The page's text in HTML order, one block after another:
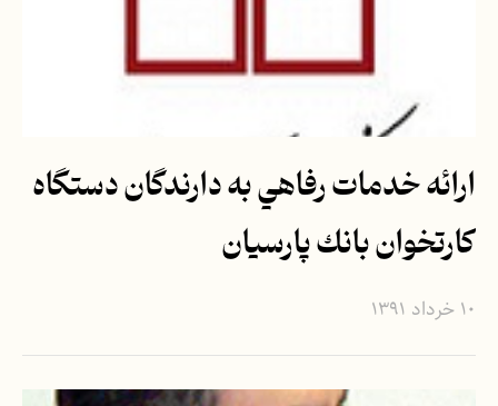
ارائه خدمات رفاهي به دارندگان دستگاه
كارتخوان بانك پارسيان
۱۰ خرداد ۱۳۹۱